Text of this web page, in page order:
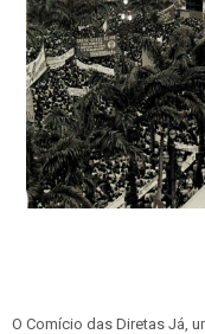
O Comício das Diretas Já,